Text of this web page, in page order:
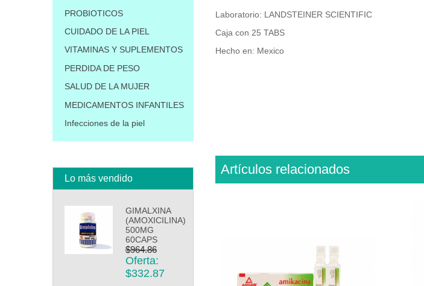
PROBIOTICOS
CUIDADO DE LA PIEL
VITAMINAS Y SUPLEMENTOS
PERDIDA DE PESO
SALUD DE LA MUJER
MEDICAMENTOS INFANTILES
Infecciones de la piel
Lo más vendido
GIMALXINA
(AMOXICILINA)
500MG
60CAPS
$964.86
Oferta:
$332.87
Laboratorio: LANDSTEINER SCIENTIFIC
Caja con 25 TABS
Hecho en: Mexico
Artículos relacionados